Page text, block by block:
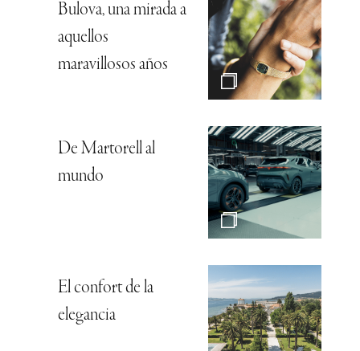
Bulova, una mirada a
aquellos
maravillosos años
De Martorell al
mundo
El confort de la
elegancia